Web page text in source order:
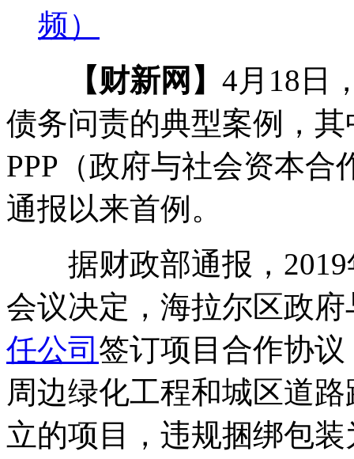
频）
【财新网】 4月18日
债务问责的典型案例，
PPP（政府与社会资本合
通报以来首例。
据财政部通报，2019
会议决定，海拉尔区政府
任公司 签订项目合作协
周边绿化工程和城区道
立的项目，违规捆绑包